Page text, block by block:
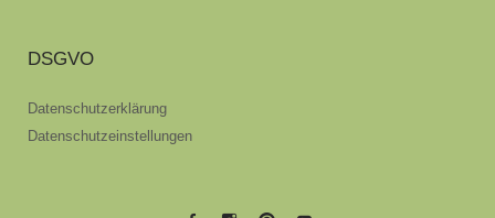
DSGVO
Datenschutzerklärung
Datenschutzeinstellungen